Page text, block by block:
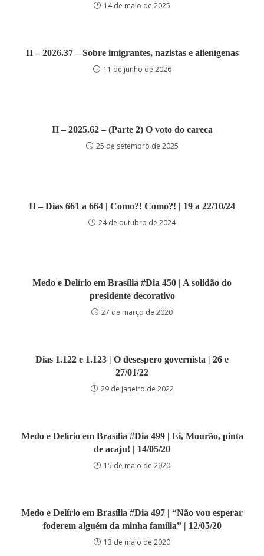
14 de maio de 2025
II – 2026.37 – Sobre imigrantes, nazistas e alienígenas
11 de junho de 2026
II – 2025.62 – (Parte 2) O voto do careca
25 de setembro de 2025
II – Dias 661 a 664 | Como?! Como?! | 19 a 22/10/24
24 de outubro de 2024
Medo e Delírio em Brasília #Dia 450 | A solidão do
presidente decorativo
27 de março de 2020
Dias 1.122 e 1.123 | O desespero governista | 26 e
27/01/22
29 de janeiro de 2022
Medo e Delírio em Brasília #Dia 499 | Ei, Mourão, pinta
de acaju! | 14/05/20
15 de maio de 2020
Medo e Delírio em Brasília #Dia 497 | “Não vou esperar
foderem alguém da minha família” | 12/05/20
13 de maio de 2020